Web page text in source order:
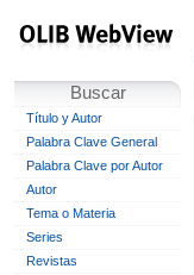
Buscar
Título y Autor
Palabra Clave General
Palabra Clave por Autor
Autor
Tema o Materia
Series
Revistas